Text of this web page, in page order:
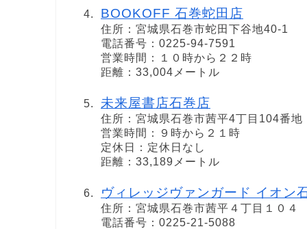
BOOKOFF 石巻蛇田店
住所：宮城県石巻市蛇田下谷地40-1
電話番号：0225-94-7591
営業時間：１０時から２２時
距離：33,004メートル
未来屋書店石巻店
住所：宮城県石巻市茜平4丁目104番地
営業時間：９時から２１時
定休日：定休日なし
距離：33,189メートル
ヴィレッジヴァンガード イオン
住所：宮城県石巻市茜平４丁目１０４
電話番号：0225-21-5088